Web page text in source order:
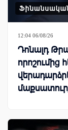
12:04 06/08/26
Դոնալդ
որոշումից